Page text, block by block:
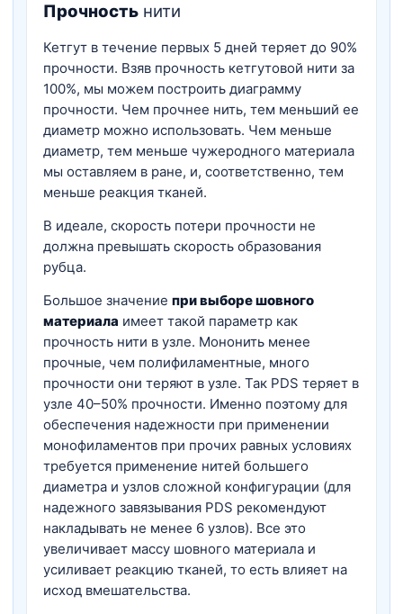
Прочность нити
Кетгут в течение первых 5 дней теряет до 90%
прочности. Взяв прочность кетгутовой нити за
100%, мы можем построить диаграмму
прочности. Чем прочнее нить, тем меньший ее
диаметр можно использовать. Чем меньше
диаметр, тем меньше чужеродного материала
мы оставляем в ране, и, соответственно, тем
меньше реакция тканей.
В идеале, скорость потери прочности не
должна превышать скорость образования
рубца.
Большое значение при выборе шовного
материала имеет такой параметр как
прочность нити в узле. Мононить менее
прочные, чем полифиламентные, много
прочности они теряют в узле. Так PDS теряет в
узле 40–50% прочности. Именно поэтому для
обеспечения надежности при применении
монофиламентов при прочих равных условиях
требуется применение нитей большего
диаметра и узлов сложной конфигурации (для
надежного завязывания PDS рекомендуют
накладывать не менее 6 узлов). Все это
увеличивает массу шовного материала и
усиливает реакцию тканей, то есть влияет на
исход вмешательства.